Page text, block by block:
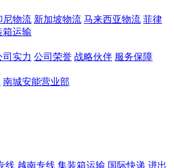
尼物流 新加坡物流 马来西亚物流 菲律
箱运输
司实力 公司荣誉 战略伙伴 服务保障
南城安能营业部
线 越南专线 集装箱运输 国际快递 进出